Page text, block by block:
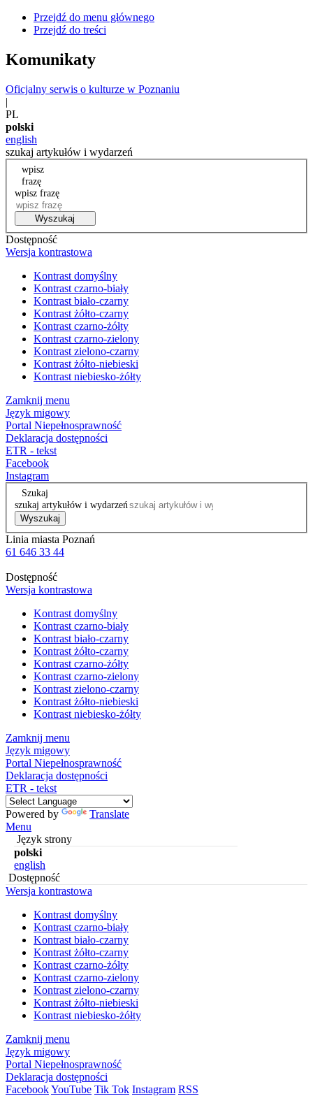
Przejdź do menu głównego
Przejdź do treści
Komunikaty
Oficjalny serwis o kulturze w Poznaniu
|
PL
polski
english
szukaj artykułów i wydarzeń
wpisz
frazę
wpisz frazę
Wyszukaj
Dostępność
Wersja kontrastowa
Kontrast domyślny
Kontrast czarno-biały
Kontrast biało-czarny
Kontrast żółto-czarny
Kontrast czarno-żółty
Kontrast czarno-zielony
Kontrast zielono-czarny
Kontrast żółto-niebieski
Kontrast niebiesko-żółty
Zamknij menu
Język migowy
Portal Niepełnosprawność
Deklaracja dostępności
ETR - tekst
Facebook
Instagram
Szukaj
szukaj artykułów i wydarzeń
Wyszukaj
Linia miasta Poznań
61 646 33 44
Dostępność
Wersja kontrastowa
Kontrast domyślny
Kontrast czarno-biały
Kontrast biało-czarny
Kontrast żółto-czarny
Kontrast czarno-żółty
Kontrast czarno-zielony
Kontrast zielono-czarny
Kontrast żółto-niebieski
Kontrast niebiesko-żółty
Zamknij menu
Język migowy
Portal Niepełnosprawność
Deklaracja dostępności
ETR - tekst
Powered by
Translate
Menu
Język strony
polski
english
Dostępność
Wersja kontrastowa
Kontrast domyślny
Kontrast czarno-biały
Kontrast biało-czarny
Kontrast żółto-czarny
Kontrast czarno-żółty
Kontrast czarno-zielony
Kontrast zielono-czarny
Kontrast żółto-niebieski
Kontrast niebiesko-żółty
Zamknij menu
Język migowy
Portal Niepełnosprawność
Deklaracja dostępności
FacebookYouTube Tik Tok Instagram RSS